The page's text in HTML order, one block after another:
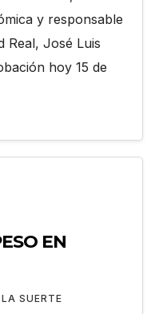
y responsable
Real, José Luis
hoy 15 de
EN
SUERTE